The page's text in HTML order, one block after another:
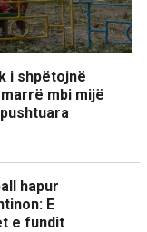
i shpëtojnë
marrë mbi mijë
hapur
E
e fundit